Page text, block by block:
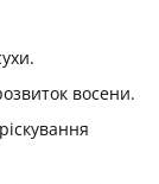
восени.